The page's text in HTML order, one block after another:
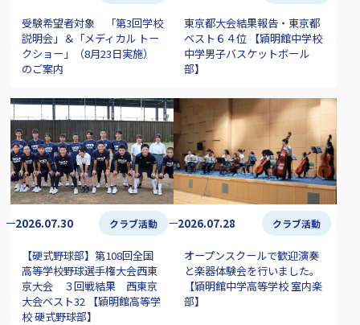
受験希望者対象 「第3回学校
説明会」＆「メディカル トー
クショー」（8月23日実施）
のご案内
東京都大会結果報告・東京都
ベスト６４位 【穎明館中学校
中学男子バスケットボール
部】
2026.07.30 クラブ活動
【硬式野球部】第108回全国
高等学校野球選手権大会西東
京大会 ３回戦結果 西東京
大会ベスト32 【穎明館高等学
校 硬式野球部】
2026.07.28 クラブ活動
オープンスクールで歓迎演奏
と楽器体験会を行いました。
【穎明館中学高等学校 室内楽
部】